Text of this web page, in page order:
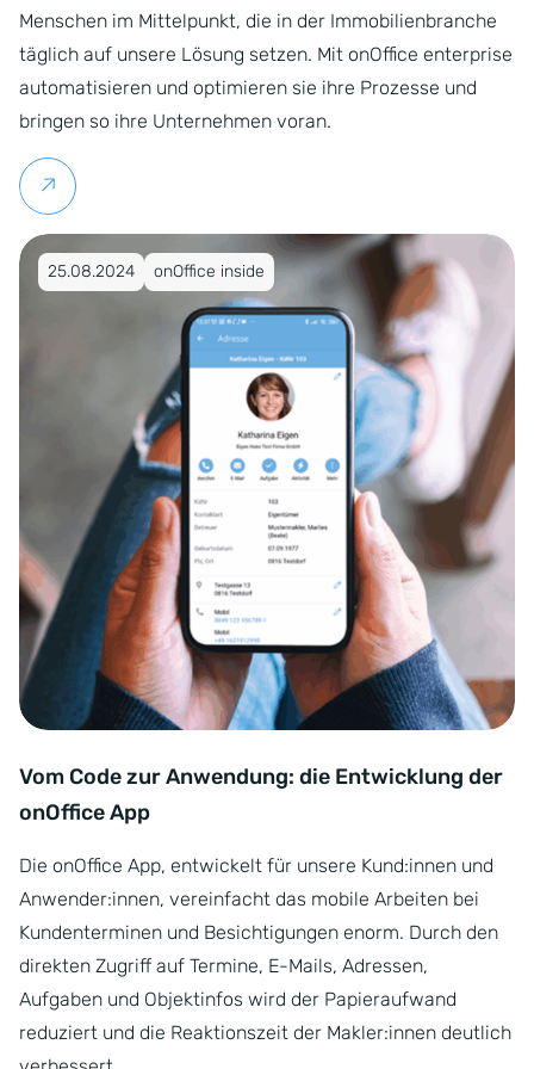
Menschen im Mittelpunkt, die in der Immobilienbranche
täglich auf unsere Lösung setzen. Mit onOffice enterprise
automatisieren und optimieren sie ihre Prozesse und
bringen so ihre Unternehmen voran.
Weiterlesen
Veröffentlicht am 25.08.2024
25.08.2024 onOffice inside
Vom Code zur Anwendung: die Entwicklung der
onOffice App
Die onOffice App, entwickelt für unsere Kund:innen und
Anwender:innen, vereinfacht das mobile Arbeiten bei
Kundenterminen und Besichtigungen enorm. Durch den
direkten Zugriff auf Termine, E-Mails, Adressen,
Aufgaben und Objektinfos wird der Papieraufwand
reduziert und die Reaktionszeit der Makler:innen deutlich